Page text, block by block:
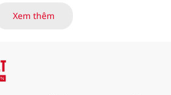
binh và người có công Long Đất
Xem thêm